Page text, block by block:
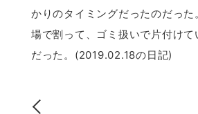
かりのタイミングだったのだっ
場で割って、ゴミ扱いで片付けて
だった。(2019.02.18の日記)